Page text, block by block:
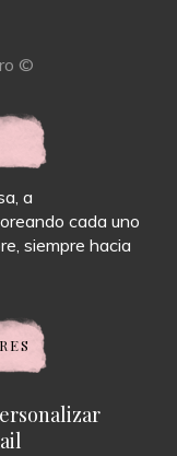
©
a
cada uno
siempre hacia